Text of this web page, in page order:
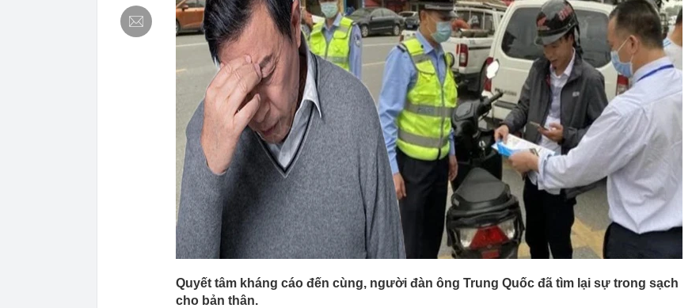
21:06
Tịch thu hơn 12,5 kg vàng trị giá gần 311 tỷ đồng ngay trên một chiếc
xe khách Trung Quốc
Su-57 ẩn chứa bất ngờ lớn: Nhược điểm chính sẽ sớm trở thành dĩ
vãng
20:52
Cô gái vô danh nổi tiếng sau một đêm
20:46
Nhà nước quyết định giá đất, bất động sản có hạ nhiệt?
20:45
Một 'vua pin' tuyên bố sẽ xây 10.000 trạm đổi pin ô tô điện vào năm
2028, phục vụ 1 triệu xe mỗi ngày chỉ với 3 phút
Quyết tâm kháng cáo đến cùng, người đàn ông Trung Quốc đã tìm lại sự trong sạch
cho bản thân.